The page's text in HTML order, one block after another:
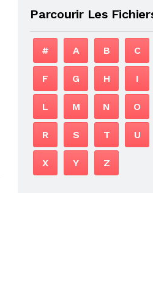
Parcourir Les
# A B C
F G H I
L M N O
R S T U
X Y Z